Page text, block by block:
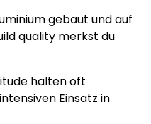
gebaut und auf
quality merkst du
halten oft
Einsatz in